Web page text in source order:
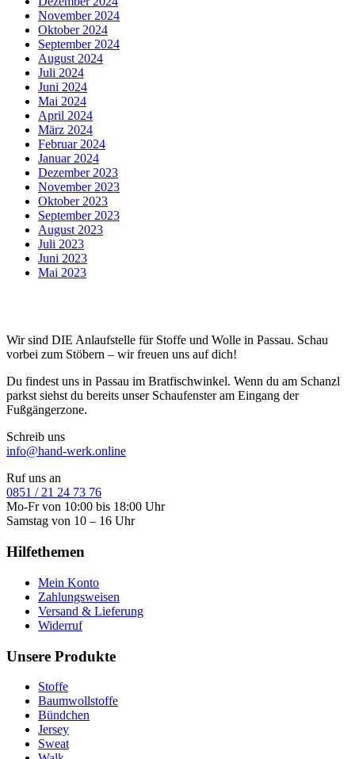
November 2024
Oktober 2024
September 2024
August 2024
Juli 2024
Juni 2024
Mai 2024
April 2024
März 2024
Februar 2024
Januar 2024
Dezember 2023
November 2023
Oktober 2023
September 2023
August 2023
Juli 2023
Juni 2023
Mai 2023
Wir sind DIE Anlaufstelle für Stoffe und Wolle in Passau. Schau
vorbei zum Stöbern – wir freuen uns auf dich!
Du findest uns in Passau im Bratfischwinkel. Wenn du am Schanzl
parkst siehst du bereits unser Schaufenster am Eingang der
Fußgängerzone.
Schreib uns
info@hand-werk.online
Ruf uns an
0851 / 21 24 73 76
Mo-Fr von 10:00 bis 18:00 Uhr
Samstag von 10 – 16 Uhr
Hilfethemen
Mein Konto
Zahlungsweisen
Versand & Lieferung
Widerruf
Unsere Produkte
Stoffe
Baumwollstoffe
Bündchen
Jersey
Sweat